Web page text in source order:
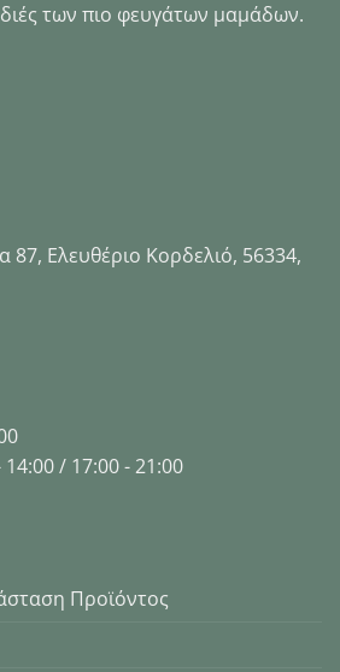
των πιο φευγάτων μαμάδων.
Ελευθέριο Κορδελιό, 56334,
/ 17:00 - 21:00
Προϊόντος